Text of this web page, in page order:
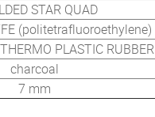
STAR QUAD
(politetrafluoroethylene)
PLASTIC RUBBER
charcoal
7 mm